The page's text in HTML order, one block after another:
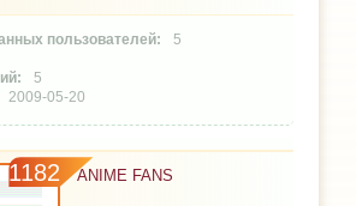
5
5
2009-05-20
1182 ANIME FANS